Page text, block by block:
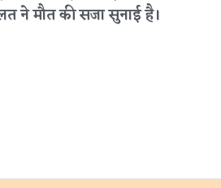
ने मौत की सजा सुनाई है।